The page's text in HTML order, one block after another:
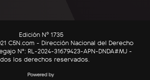
Edición Nº 1735
C5N.com - Dirección Nacional del Derecho
N°: RL-2024-31679423-APN-DNDA#MJ -
los derechos reservados.